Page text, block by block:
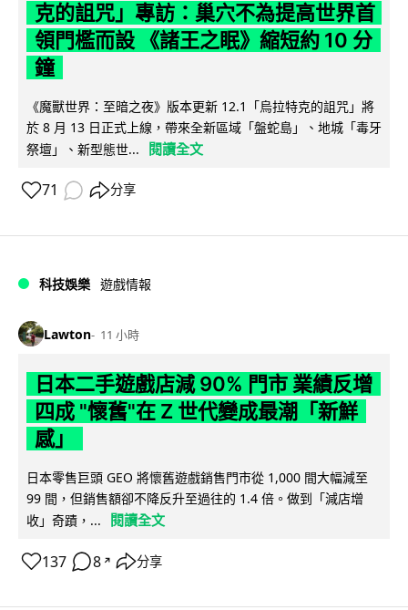
克的詛咒」專訪：巢穴不為提高世界首
領門檻而設 《諸王之眠》縮短約 10 分
鐘
《魔獸世界：至暗之夜》版本更新 12.1「烏拉特克的詛咒」將
於 8 月 13 日正式上線，帶來全新區域「盤蛇島」、地城「毒牙
祭壇」、新型態世...
閱讀全文
71 分享
科技娛樂 遊戲情報
Lawton 11 小時
日本二手遊戲店減 90% 門市 業績反增
四成 "懷舊"在 Z 世代變成最潮「新鮮
感」
日本零售巨頭 GEO 將懷舊遊戲銷售門市從 1,000 間大幅減至
99 間，但銷售額卻不降反升至過往的 1.4 倍。做到「減店增
收」奇蹟，...
閱讀全文
137 8 ↗ 分享